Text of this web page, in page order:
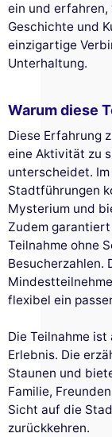
ein und erfahren,
Geschichte und
einzigartige
Unterhaltung.
Warum diese
Diese Erfahrung
eine Aktivität zu
unterscheidet.
Stadtführungen
Mysterium und
Zudem
Teilnahme ohne
Besucherzahlen.
flexibel ein
Die Teilnahme
Erlebnis. Die
Staunen und
Familie,
Sicht auf die
zurückkehren.